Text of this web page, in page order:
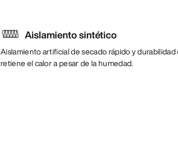
Aislamiento sintético
Aislamiento artificial de secado rápido y durabilidad
retiene el calor a pesar de la humedad.